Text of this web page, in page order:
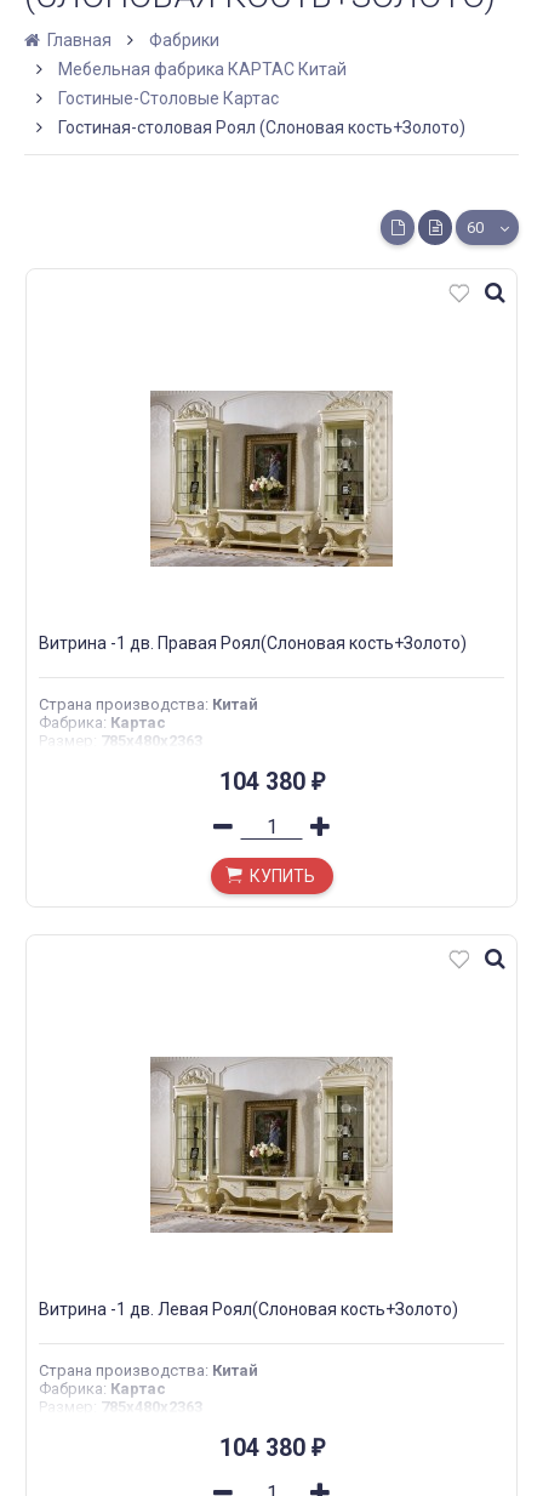
Главная
Фабрики
Мебельная фабрика КАРТАС Китай
Гостиные-Столовые Картас
Гостиная-столовая Роял (Слоновая кость+Золото)
60
Витрина -1 дв. Правая Роял(Слоновая кость+Золото)
Страна производства: Китай
Фабрика: Картас
Размер : 785х480х2363
104 380 ₽
КУПИТЬ
Витрина -1 дв. Левая Роял(Слоновая кость+Золото)
Страна производства: Китай
Фабрика: Картас
Размер : 785х480х2363
104 380 ₽